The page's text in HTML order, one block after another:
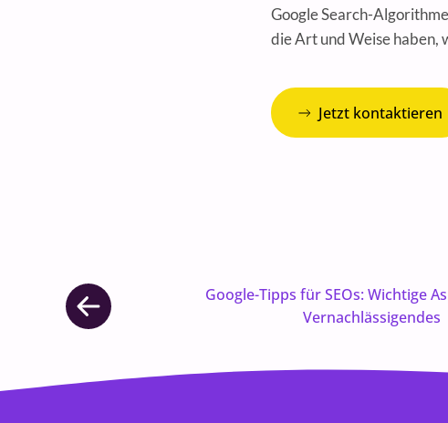
Google Search-
die Art und Weise
Jetzt kontaktieren
Google-Tipps für SEOs: Wichtige
Vernachlässigendes